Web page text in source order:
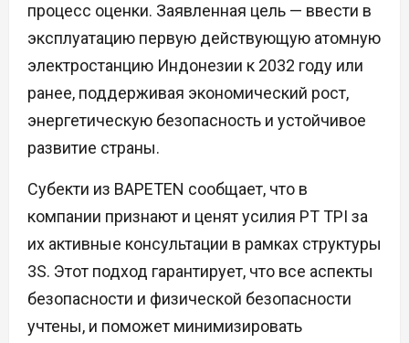
процесс оценки. Заявленная цель — ввести в
эксплуатацию первую действующую атомную
электростанцию Индонезии к 2032 году или
ранее, поддерживая экономический рост,
энергетическую безопасность и устойчивое
развитие страны.
Субекти из BAPETEN сообщает, что в
компании признают и ценят усилия PT TPI за
их активные консультации в рамках структуры
3S. Этот подход гарантирует, что все аспекты
безопасности и физической безопасности
учтены, и поможет минимизировать